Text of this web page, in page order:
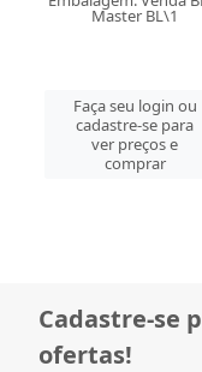
Master BL\1
Faça seu login ou
cadastre-se para
ver preços e
comprar
Cadastre-se
ofertas!